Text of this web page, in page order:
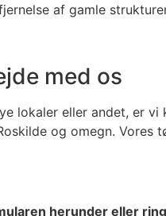
af gamle
med os
lokaler eller andet, er
og omegn. Vores
herunder eller